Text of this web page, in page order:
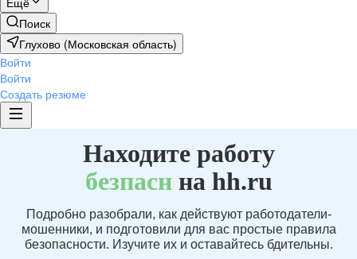
Поиск
Глухово (Московская область)
Войти
Войти
Создать резюме
Находите работу
безпаснна hh.ru
Подробно разобрали, как действуют работодатели-
мошенники, и подготовили для вас простые правила
безопасности. Изучите их и оставайтесь бдительны.